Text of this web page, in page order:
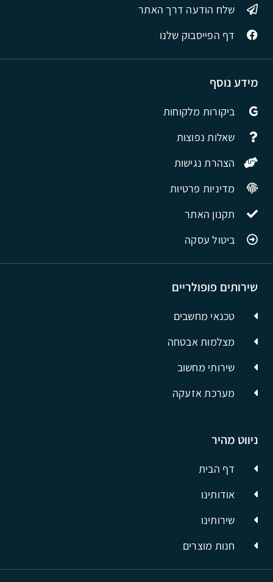
ניווט מהיר
דף הבית
אודותינו
שירותינו
חנות מוצרים
שירותים פופולריים
טכנאי מחשבים
מצלמות אבטחה
שירותי מחשוב
מערכת אזעקה
מידע נוסף
ביקורות מלקוחות
שאלות נפוצות
הצהרת נגישות
מדיניות פרטיות
תקנון האתר
ביטול עסקה
שלח הודעה דרך האתר
דף הפייסבוק שלנו